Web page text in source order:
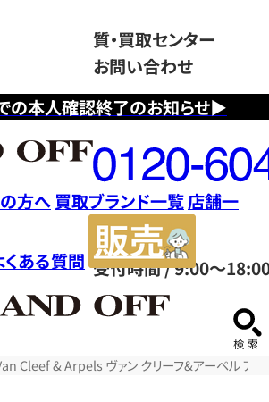
の本人確認終了のお知らせ▶
質・買取センター
お問い合わせ
フ
リ
ー
ダ
イ
ヤ
ル
0120604117
受付時間 / 9:00～
方へ 買取ブランド一覧店舗一
くある質問
サ
Cleef & Arpels ヴァン クリーフ&アーペル ア